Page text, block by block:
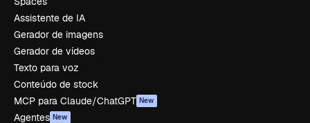
Assistente de IA
Gerador de imagens
Gerador de vídeos
Texto para voz
Conteúdo de stock
MCP para Claude/ChatGPT New
Agentes New